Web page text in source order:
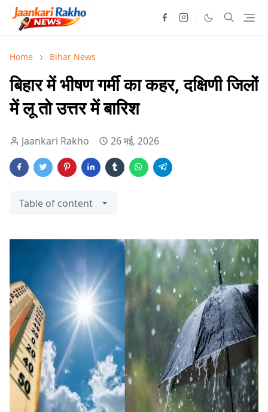
Home Bihar News
बिहार में भीषण गर्मी का कहर, दक्षिणी जिलों
में लू तो उत्तर में बारिश
Jaankari Rakho 26 मई, 2026
Table of content